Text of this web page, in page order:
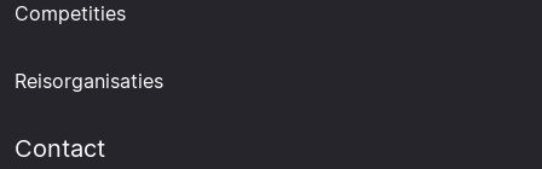
Competities
Reisorganisaties
Contact